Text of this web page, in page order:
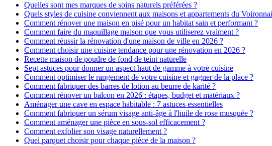
Quelles sont mes marques de soins naturels préférées ?
Quels styles de cuisine conviennent aux maisons et appartements du
Comment rénover une maison en pisé pour un habitat sain et performant ?
Comment faire du maquillage maison que vous utiliserez vraiment ?
Comment réussir la rénovation d'une maison de ville en 2026 ?
Comment choisir une cuisine tendance pour une rénovation en 2026 ?
Recette maison de poudre de fond de teint naturelle
Sept astuces pour donner un aspect haut de gamme à votre cuisine
Comment optimiser le rangement de votre cuisine et gagner de la place ?
Comment fabriquer des barres de lotion au beurre de karité ?
Comment rénover un balcon en 2026 : étapes, budget et matériaux ?
Aménager une cave en espace habitable : 7 astuces essentielles
Comment fabriquer un sérum visage anti-âge à l'huile de rose musquée ?
Comment aménager une pièce en sous-sol efficacement ?
Comment exfolier son visage naturellement ?
Quel parquet choisir pour chaque pièce de la maison ?